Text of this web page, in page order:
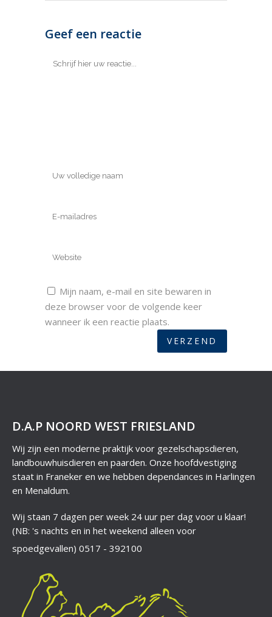
Geef een reactie
Mijn naam, e-mail en site bewaren in
deze browser voor de volgende keer
wanneer ik een reactie plaats.
D.A.P NOORD WEST FRIESLAND
Wij zijn een moderne praktijk voor gezelschapsdieren,
landbouwhuisdieren en paarden. Onze hoofdvestiging
staat in Franeker en we hebben dependances in Harlingen
en Menaldum.
Wij staan 7 dagen per week 24 uur per dag voor u klaar!
(NB: 's nachts en in het weekend alleen voor
spoedgevallen) 0517 - 392100